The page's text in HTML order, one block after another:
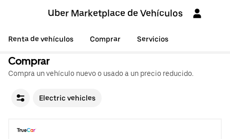
Uber Marketplace de Vehículos
Renta de vehículos Comprar Servicios
Comprar
Compra un vehículo nuevo o usado a un precio reducido.
Electric vehicles